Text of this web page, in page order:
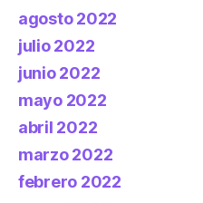
agosto 2022
julio 2022
junio 2022
mayo 2022
abril 2022
marzo 2022
febrero 2022